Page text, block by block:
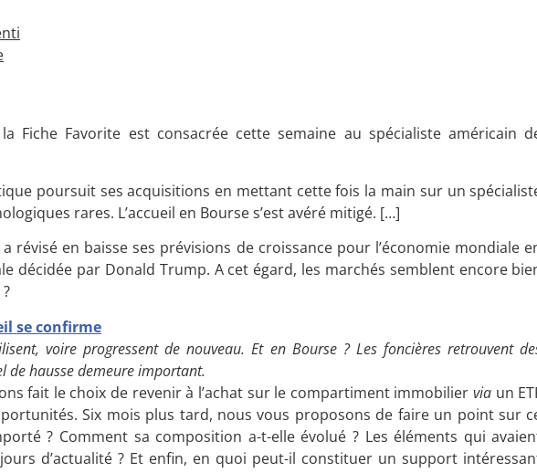
Fiche Favorite est consacrée cette semaine au spécialiste américain
poursuit ses acquisitions en mettant cette fois la main sur un
rares. L’accueil en Bourse s’est avéré mitigé. […]
a révisé en baisse ses prévisions de croissance pour l’économie mondiale
décidée par Donald Trump. A cet égard, les marchés semblent encore
se confirme
voire progressent de nouveau. Et en Bourse ? Les foncières retrouvent
de hausse demeure important.
fait le choix de revenir à l’achat sur le compartiment immobiliervia un
Six mois plus tard, nous vous proposons de faire un point sur
? Comment sa composition a-t-elle évolué ? Les éléments qui
d’actualité ? Et enfin, en quoi peut-il constituer un support